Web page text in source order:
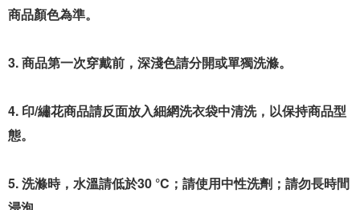
商品顏色為準。
3. 商品第一次穿戴前，深淺色請分開或單獨洗滌。
4. 印/繡花商品請反面放入細網洗衣袋中清洗，以保持商品型
態。
5. 洗滌時，水溫請低於30 °C；請使用中性洗劑；請勿長時間